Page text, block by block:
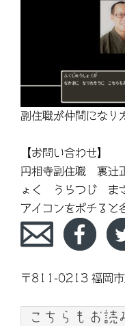
副住職が仲間になり
【お問い合わせ】
円相寺副住職 裏辻
ょく うらつじ まさ
アイコンをポチる
〒811-0213 福岡
こちらもお読